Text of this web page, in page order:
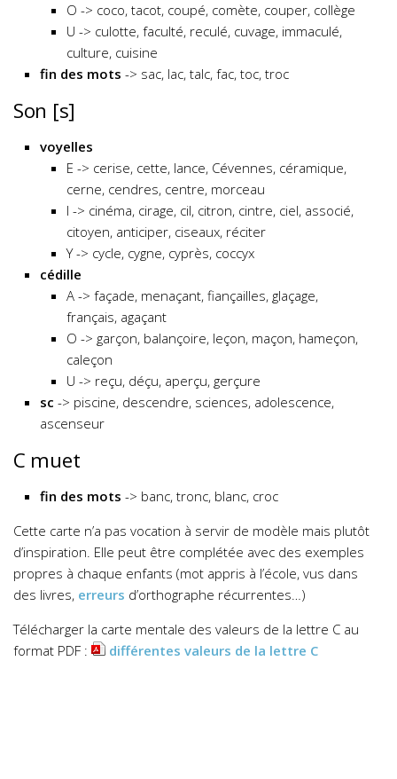
O -> coco, tacot, coupé, comète, couper, collège
U -> culotte, faculté, reculé, cuvage, immaculé,
culture, cuisine
fin des mots -> sac, lac, talc, fac, toc, troc
Son [s]
voyelles
E -> cerise, cette, lance, Cévennes, céramique,
cerne, cendres, centre, morceau
I -> cinéma, cirage, cil, citron, cintre, ciel, associé,
citoyen, anticiper, ciseaux, réciter
Y -> cycle, cygne, cyprès, coccyx
cédille
A -> façade, menaçant, fiançailles, glaçage,
français, agaçant
O -> garçon, balançoire, leçon, maçon, hameçon,
caleçon
U -> reçu, déçu, aperçu, gerçure
sc -> piscine, descendre, sciences, adolescence,
ascenseur
C muet
fin des mots -> banc, tronc, blanc, croc
Cette carte n’a pas vocation à servir de modèle mais plutôt
d’inspiration. Elle peut être complétée avec des exemples
propres à chaque enfants (mot appris à l’école, vus dans
des livres, erreurs d’orthographe récurrentes…)
Télécharger la carte mentale des valeurs de la lettre C au
format PDF :
différentes valeurs de la lettre C